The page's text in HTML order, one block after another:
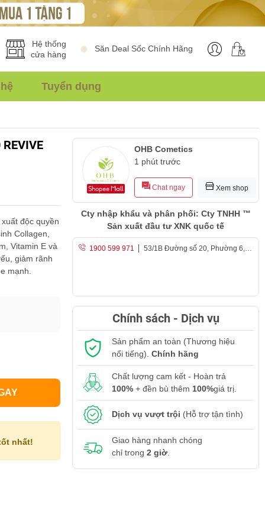
Hệ thống
cửa hàng
Săn Deal Sốc Chính Hãng
Tuyển dụng
độc quyền
Collagen,
Vitamin E và
giảm rãnh
mạnh.
nhất!
OHB Cometics
1 phút trước
Chat ngay Xem shop
Cty nhập khẩu và phân phối: Cty TNHH ™
Sản xuất đầu tư XNK quốc tế
1900 599 971
53/1B Đường số 20, Phường 6,
Chính sách - Dịch vụ
Sản phẩm an toàn (Thương hiệu
nổi tiếng). Chính hãng
Chất lượng cam kết - Hoàn trả
100% + đền bù thêm 100%giá trị.
Dịch vụ vượt trội (Hỗ trợ tận tình)
Giao hàng nhanh chóng
chỉ trong 2 giờ